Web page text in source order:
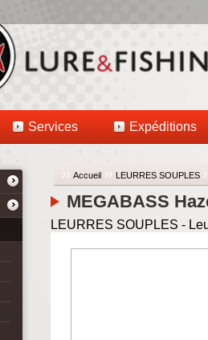
Services Expéditions
›› Accueil ›› LEURRES SOUPLES
MEGABASS
LEURRES SOUPLES -